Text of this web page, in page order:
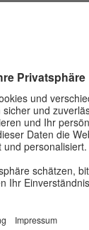
Podcast
Über